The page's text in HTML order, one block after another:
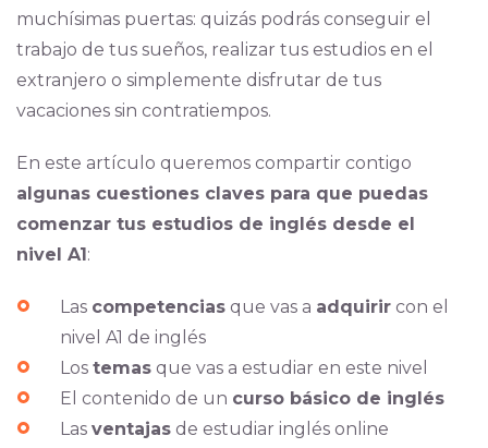
muchísimas puertas: quizás podrás conseguir el
trabajo de tus sueños, realizar tus estudios en el
extranjero o simplemente disfrutar de tus
vacaciones sin contratiempos.
En este artículo queremos compartir contigo
algunas cuestiones claves para que puedas
comenzar tus estudios de inglés desde el
nivel A1:
Las competenciasque vas a adquirircon el
nivel A1 de inglés
Los temasque vas a estudiar en este nivel
El contenido de un curso básico de inglés
Las ventajasde estudiar inglés online